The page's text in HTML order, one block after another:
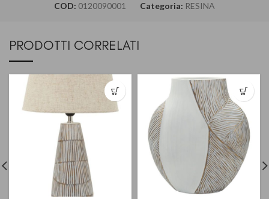
COD: 0120090001 Categoria: RESINA
PRODOTTI CORRELATI